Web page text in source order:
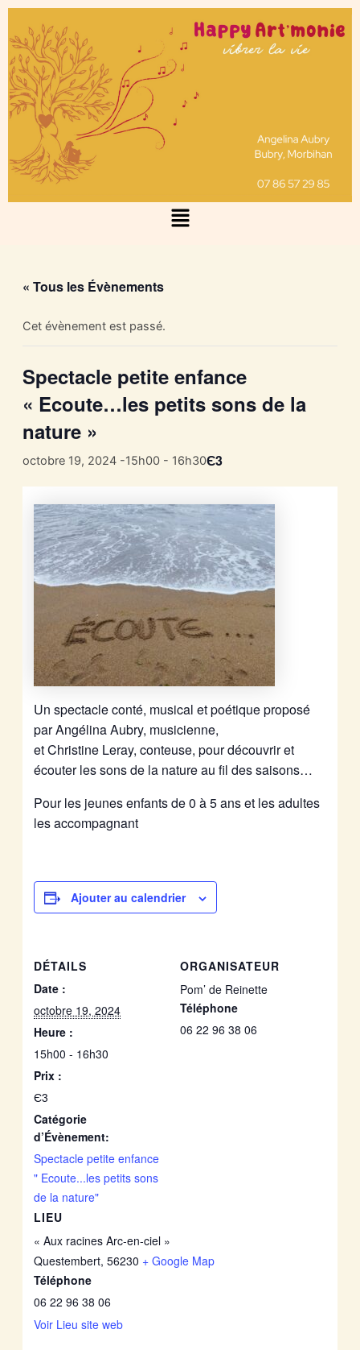
Aller
contenu
Menu
« Tous les Évènements
Cet évènement est passé.
Spectacle petite enfance
« Ecoute…les petits sons de la
nature »
octobre 19, 2024 -15h00- 16h30Є3
Un spectacle conté, musical et poétique proposé
par Angélina Aubry, musicienne,
et Christine Leray, conteuse, pour découvrir et
écouter les sons de la nature au fil des saisons…
Pour les jeunes enfants de 0 à 5 ans et les adultes
les accompagnant
Ajouter au calendrier
DÉTAILS
Date :
octobre 19, 2024
Heure :
15h00 - 16h30
Prix :
Є3
Catégorie
d’Évènement:
Spectacle petite enfance
" Ecoute...les petits sons
de la nature"
LIEU
« Aux racines Arc-en-ciel »
Questembert, 56230 + Google Map
Téléphone
06 22 96 38 06
Voir Lieu site web
ORGANISATEUR
Pom’ de Reinette
Téléphone
06 22 96 38 06